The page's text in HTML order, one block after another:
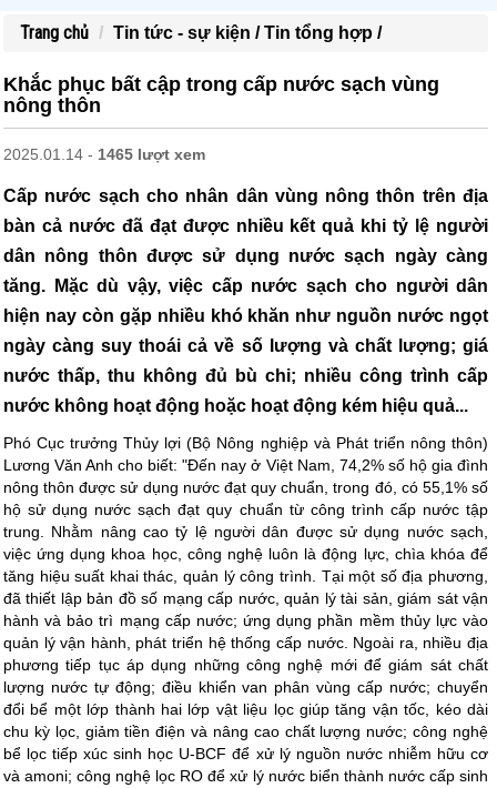
Trang chủ Tin tức - sự kiện /Tin tổng hợp /
Khắc phục bất cập trong cấp nước sạch vùng
nông thôn
2025.01.14 - 1465 lượt xem
Cấp nước sạch cho nhân dân vùng nông thôn trên địa
bàn cả nước đã đạt được nhiều kết quả khi tỷ lệ người
dân nông thôn được sử dụng nước sạch ngày càng
tăng. Mặc dù vậy, việc cấp nước sạch cho người dân
hiện nay còn gặp nhiều khó khăn như nguồn nước ngọt
ngày càng suy thoái cả về số lượng và chất lượng; giá
nước thấp, thu không đủ bù chi; nhiều công trình cấp
nước không hoạt động hoặc hoạt động kém hiệu quả...
Phó Cục trưởng Thủy lợi (Bộ Nông nghiệp và Phát triển nông thôn)
Lương Văn Anh cho biết: "Đến nay ở Việt Nam, 74,2% số hộ gia đình
nông thôn được sử dụng nước đạt quy chuẩn, trong đó, có 55,1% số
hộ sử dụng nước sạch đạt quy chuẩn từ công trình cấp nước tập
trung. Nhằm nâng cao tỷ lệ người dân được sử dụng nước sạch,
việc ứng dụng khoa học, công nghệ luôn là động lực, chìa khóa để
tăng hiệu suất khai thác, quản lý công trình. Tại một số địa phương,
đã thiết lập bản đồ số mạng cấp nước, quản lý tài sản, giám sát vận
hành và bảo trì mạng cấp nước; ứng dụng phần mềm thủy lực vào
quản lý vận hành, phát triển hệ thống cấp nước. Ngoài ra, nhiều địa
phương tiếp tục áp dụng những công nghệ mới để giám sát chất
lượng nước tự động; điều khiển van phân vùng cấp nước; chuyển
đổi bể một lớp thành hai lớp vật liệu lọc giúp tăng vận tốc, kéo dài
chu kỳ lọc, giảm tiền điện và nâng cao chất lượng nước; công nghệ
bể lọc tiếp xúc sinh học U-BCF để xử lý nguồn nước nhiễm hữu cơ
và amoni; công nghệ lọc RO để xử lý nước biển thành nước cấp sinh